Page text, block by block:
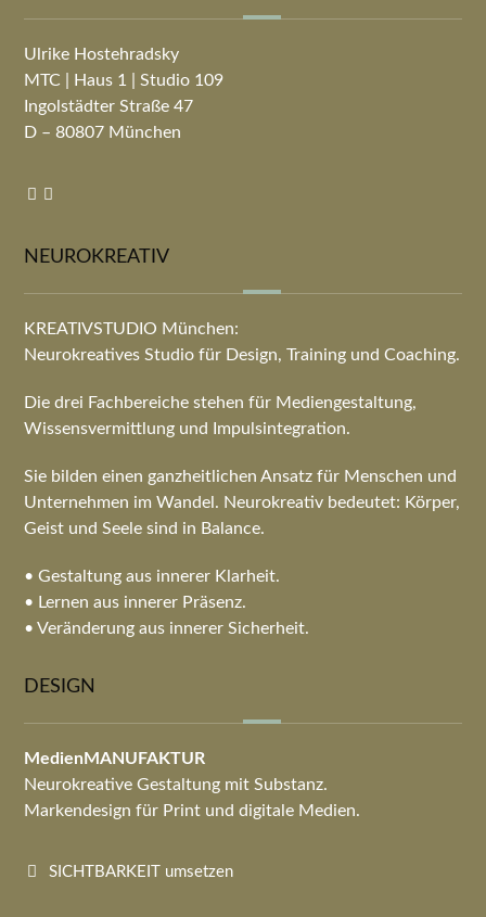
Ulrike Hostehradsky
MTC | Haus 1 | Studio 109
Ingolstädter Straße 47
D – 80807 München
NEUROKREATIV
KREATIVSTUDIO München:
Neurokreatives Studio für Design, Training und Coaching.
Die drei Fachbereiche stehen für Mediengestaltung,
Wissensvermittlung und Impulsintegration.
Sie bilden einen ganzheitlichen Ansatz für Menschen und
Unternehmen im Wandel. Neurokreativ bedeutet: Körper,
Geist und Seele sind in Balance.
• Gestaltung aus innerer Klarheit.
• Lernen aus innerer Präsenz.
• Veränderung aus innerer Sicherheit.
DESIGN
MedienMANUFAKTUR
Neurokreative Gestaltung mit Substanz.
Markendesign für Print und digitale Medien.
SICHTBARKEIT umsetzen